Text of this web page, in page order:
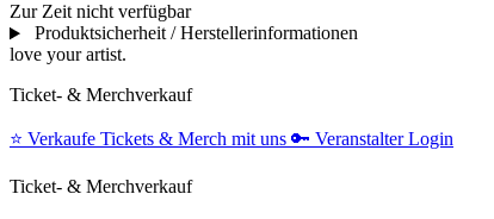
Zur Zeit nicht verfügbar
Produktsicherheit / Herstellerinformationen
love your artist.
Ticket- & Merchverkauf
⭐️ Verkaufe Tickets & Merch mit uns 🔑 Veranstalter Login
Ticket- & Merchverkauf